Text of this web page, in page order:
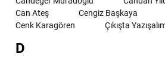
Can Ateş
Cengiz Başkaya
Cenk Karagören
Çıkışta
D